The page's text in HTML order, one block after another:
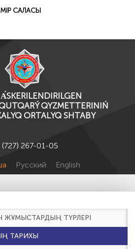
А́SKERILENDIRILGEN
QYZMETTERINIŃ
ORTALYQ SHTABY
(727) 267-01-05
Русский English
ТҮРЛЕРІ
ТАРИХЫ
САЛАСЫ